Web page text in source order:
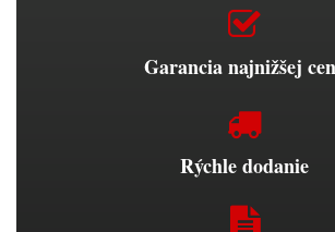
Garancia najnižšej
Rýchle dodanie